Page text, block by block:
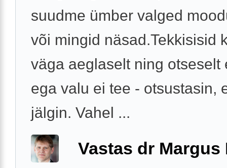
suudme ümber valged
või mingid näsad.Tekkisisid
väga aeglaselt ning otseselt
ega valu ei tee - otsustasin,
jälgin. Vahel ...
Vastas dr Margus